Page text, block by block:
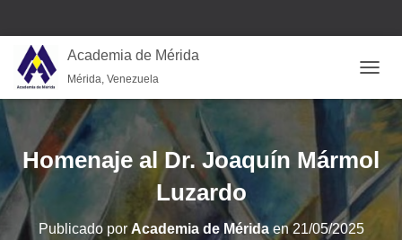
Academia de Mérida
Mérida, Venezuela
Homenaje al Dr. Joaquín Mármol
Luzardo
Publicado por Academia de Méridaen21/05/2025